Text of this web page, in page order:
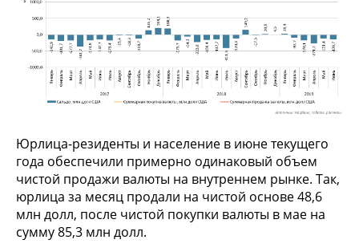
Юрлица-резиденты и население в июне текущего
года обеспечили примерно одинаковый объем
чистой продажи валюты на внутреннем рынке. Так,
юрлица за месяц продали на чистой основе 48,6
млн долл, после чистой покупки валюты в мае на
сумму 85,3 млн долл.